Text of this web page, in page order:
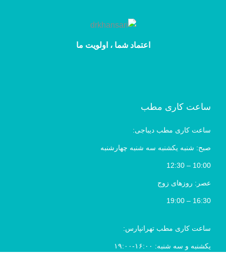
اعتماد شما ، اولویت ما
ساعت کاری مطب
ساعت کاری مطب دیباجی:
صبح: شنبه یکشنبه سه شنبه چهارشنبه
10:00 – 12:30
عصر: روزهای زوج
16:30 – 19:00
ساعت کاری مطب تهرانپارس:
یکشنبه و سه شنبه: ۱۶:۰۰-۱۹:۰۰